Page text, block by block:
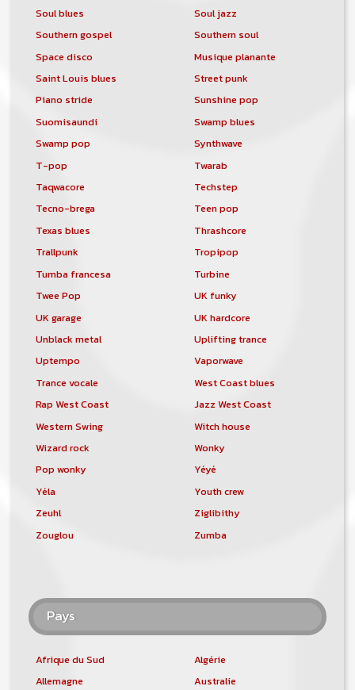
Soul blues
Soul jazz
Southern gospel
Southern soul
Space disco
Musique planante
Saint Louis blues
Street punk
Piano stride
Sunshine pop
Suomisaundi
Swamp blues
Swamp pop
Synthwave
T-pop
Twarab
Taqwacore
Techstep
Tecno-brega
Teen pop
Texas blues
Thrashcore
Trallpunk
Tropipop
Tumba francesa
Turbine
Twee Pop
UK funky
UK garage
UK hardcore
Unblack metal
Uplifting trance
Uptempo
Vaporwave
Trance vocale
West Coast blues
Rap West Coast
Jazz West Coast
Western Swing
Witch house
Wizard rock
Wonky
Pop wonky
Yéyé
Yéla
Youth crew
Zeuhl
Ziglibithy
Zouglou
Zumba
Pays
Afrique du Sud
Algérie
Allemagne
Australie